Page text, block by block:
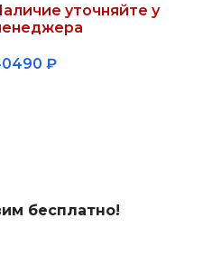
уточняйте у
₽
бесплатно!